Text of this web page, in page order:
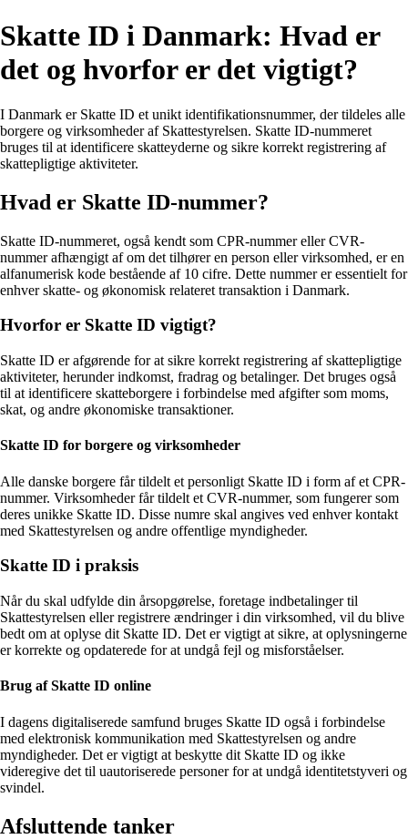
Skatte ID i Danmark: Hvad er
det og hvorfor er det vigtigt?
I Danmark er Skatte ID et unikt identifikationsnummer, der tildeles alle
borgere og virksomheder af Skattestyrelsen. Skatte ID-nummeret
bruges til at identificere skatteyderne og sikre korrekt registrering af
skattepligtige aktiviteter.
Hvad er Skatte ID-nummer?
Skatte ID-nummeret, også kendt som CPR-nummer eller CVR-
nummer afhængigt af om det tilhører en person eller virksomhed, er en
alfanumerisk kode bestående af 10 cifre. Dette nummer er essentielt for
enhver skatte- og økonomisk relateret transaktion i Danmark.
Hvorfor er Skatte ID vigtigt?
Skatte ID er afgørende for at sikre korrekt registrering af skattepligtige
aktiviteter, herunder indkomst, fradrag og betalinger. Det bruges også
til at identificere skatteborgere i forbindelse med afgifter som moms,
skat, og andre økonomiske transaktioner.
Skatte ID for borgere og virksomheder
Alle danske borgere får tildelt et personligt Skatte ID i form af et CPR-
nummer. Virksomheder får tildelt et CVR-nummer, som fungerer som
deres unikke Skatte ID. Disse numre skal angives ved enhver kontakt
med Skattestyrelsen og andre offentlige myndigheder.
Skatte ID i praksis
Når du skal udfylde din årsopgørelse, foretage indbetalinger til
Skattestyrelsen eller registrere ændringer i din virksomhed, vil du blive
bedt om at oplyse dit Skatte ID. Det er vigtigt at sikre, at oplysningerne
er korrekte og opdaterede for at undgå fejl og misforståelser.
Brug af Skatte ID online
I dagens digitaliserede samfund bruges Skatte ID også i forbindelse
med elektronisk kommunikation med Skattestyrelsen og andre
myndigheder. Det er vigtigt at beskytte dit Skatte ID og ikke
videregive det til uautoriserede personer for at undgå identitetstyveri og
svindel.
Afsluttende tanker